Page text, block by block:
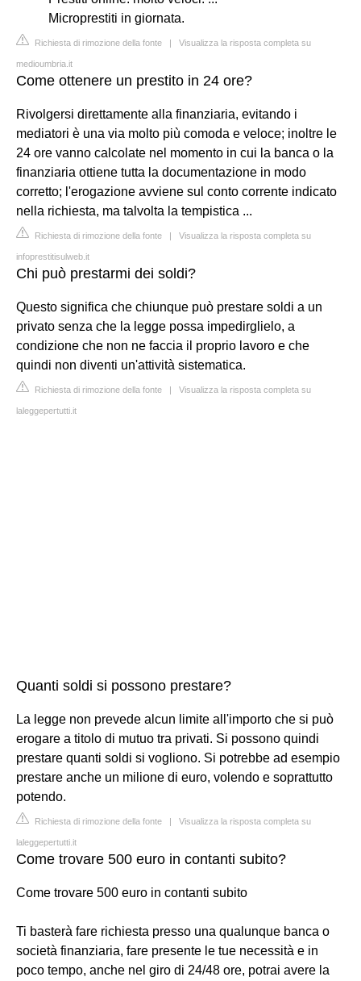
Microprestiti in giornata.
Richiesta di rimozione della fonte | Visualizza la risposta completa su
medioumbria.it
Come ottenere un prestito in 24 ore?
Rivolgersi direttamente alla finanziaria, evitando i
mediatori è una via molto più comoda e veloce; inoltre le
24 ore vanno calcolate nel momento in cui la banca o la
finanziaria ottiene tutta la documentazione in modo
corretto; l'erogazione avviene sul conto corrente indicato
nella richiesta, ma talvolta la tempistica ...
Richiesta di rimozione della fonte | Visualizza la risposta completa su
infoprestitisulweb.it
Chi può prestarmi dei soldi?
Questo significa che chiunque può prestare soldi a un
privato senza che la legge possa impedirglielo, a
condizione che non ne faccia il proprio lavoro e che
quindi non diventi un'attività sistematica.
Richiesta di rimozione della fonte | Visualizza la risposta completa su
laleggepertutti.it
Quanti soldi si possono prestare?
La legge non prevede alcun limite all'importo che si può
erogare a titolo di mutuo tra privati. Si possono quindi
prestare quanti soldi si vogliono. Si potrebbe ad esempio
prestare anche un milione di euro, volendo e soprattutto
potendo.
Richiesta di rimozione della fonte | Visualizza la risposta completa su
laleggepertutti.it
Come trovare 500 euro in contanti subito?
Come trovare 500 euro in contanti subito
Ti basterà fare richiesta presso una qualunque banca o
società finanziaria, fare presente le tue necessità e in
poco tempo, anche nel giro di 24/48 ore, potrai avere la